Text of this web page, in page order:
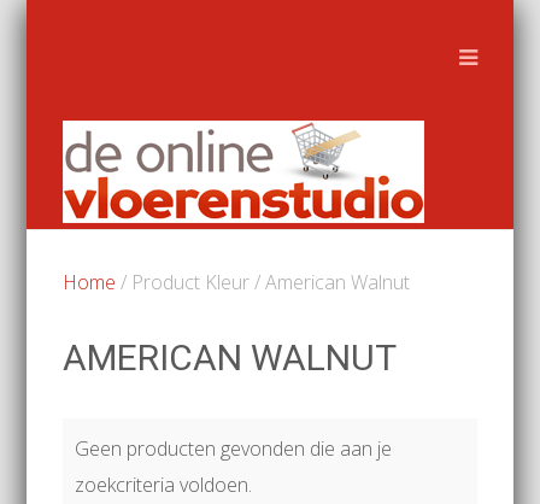
Home / Product Kleur / American Walnut
AMERICAN WALNUT
Geen producten gevonden die aan je
zoekcriteria voldoen.